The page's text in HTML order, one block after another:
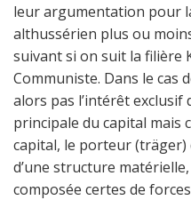
leur argumentation pour
althussérien plus ou
suivant si on suit la filière
Communiste. Dans le cas
alors pas l’intérêt
principale du capital mais
capital, le porteur (träger)
d’une structure
composée certes de